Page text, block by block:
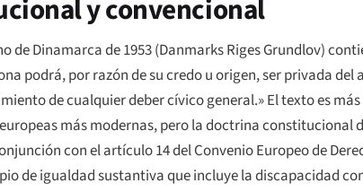
y convencional
de Dinamarca de 1953 (Danmarks Riges Grundlov)
podrá, por razón de su credo u origen, ser privada
de cualquier deber cívico general.» El texto es
más modernas, pero la doctrina constitucional
con el artículo 14 del Convenio Europeo de
de igualdad sustantiva que incluye la discapacidad